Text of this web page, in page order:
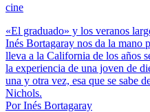
cine
«El graduado» y los veranos
Inés Bortagaray nos da la mano
lleva a la California de los años
la experiencia de una joven de
una y otra vez, esa que se sabe
Nichols.
Por Inés Bortagaray